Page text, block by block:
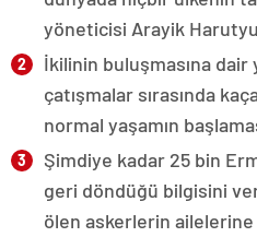
yöneticisi Arayik
İkilinin buluşmasına dair
çatışmalar sırasında
normal yaşamın
Şimdiye kadar 25 bin
geri döndüğü bilgisini
ölen askerlerin ailelerine